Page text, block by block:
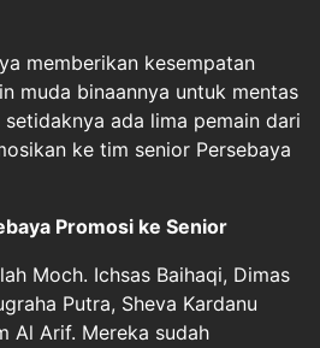
memberikan kesempatan
muda binaannya untuk mentas
ada lima pemain dari
ke tim senior Persebaya
Promosi ke Senior
Moch. Ichsas Baihaqi, Dimas
Putra, Sheva Kardanu
Al Arif. Mereka sudah